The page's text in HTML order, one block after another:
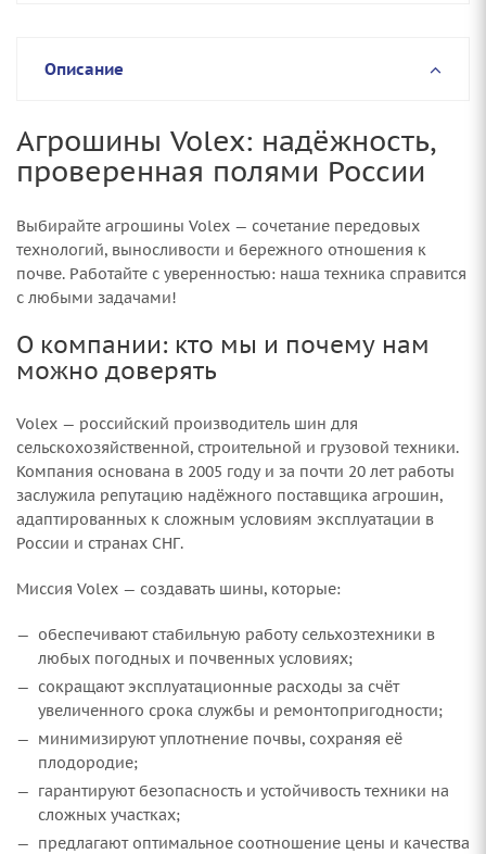
Описание
Агрошины Volex: надёжность,
проверенная полями России
Выбирайте агрошины Volex — сочетание передовых
технологий, выносливости и бережного отношения к
почве. Работайте с уверенностью: наша техника справится
с любыми задачами!
О компании: кто мы и почему нам
можно доверять
Volex — российский производитель шин для
сельскохозяйственной, строительной и грузовой техники.
Компания основана в 2005 году и за почти 20 лет работы
заслужила репутацию надёжного поставщика агрошин,
адаптированных к сложным условиям эксплуатации в
России и странах СНГ.
Миссия Volex — создавать шины, которые:
обеспечивают стабильную работу сельхозтехники в
любых погодных и почвенных условиях;
сокращают эксплуатационные расходы за счёт
увеличенного срока службы и ремонтопригодности;
минимизируют уплотнение почвы, сохраняя её
плодородие;
гарантируют безопасность и устойчивость техники на
сложных участках;
предлагают оптимальное соотношение цены и качества